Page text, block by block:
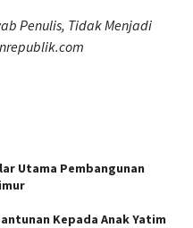
Penulis, Tidak Menjadi
Utama Pembangunan
Kepada Anak Yatim